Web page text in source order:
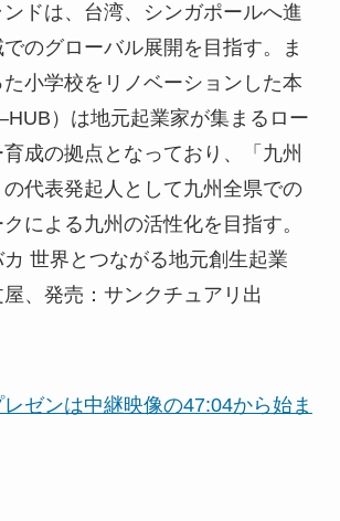
ドは、台湾、シンガポールへ進
のグローバル展開を目指す。ま
小学校をリノベーションした本
）は地元起業家が集まるロー
成の拠点となっており、「九州
代表発起人として九州全県での
による九州の活性化を目指す。
世界とつながる地元創生起業
、発売：サンクチュアリ出
ゼンは中継映像の47:04から始ま